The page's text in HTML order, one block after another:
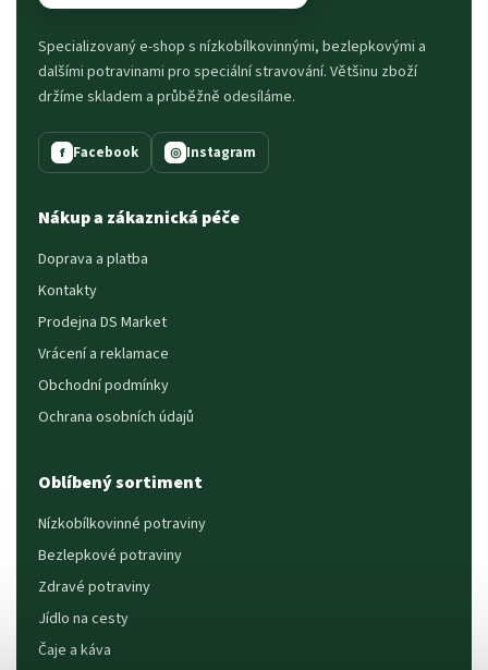
Specializovaný e-shop s nízkobílkovinnými, bezlepkovými a
dalšími potravinami pro speciální stravování. Většinu zboží
držíme skladem a průběžně odesíláme.
f Facebook ◎ Instagram
Nákup a zákaznická péče
Doprava a platba
Kontakty
Prodejna DS Market
Vrácení a reklamace
Obchodní podmínky
Ochrana osobních údajů
Oblíbený sortiment
Nízkobílkovinné potraviny
Bezlepkové potraviny
Zdravé potraviny
Jídlo na cesty
Čaje a káva